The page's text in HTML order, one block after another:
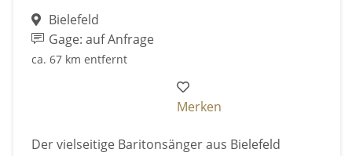
Bielefeld
Gage: auf Anfrage
ca. 67 km entfernt
Merken
Der vielseitige Baritonsänger aus Bielefeld